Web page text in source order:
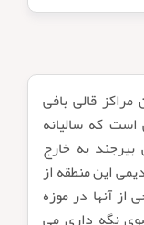
قالى بافى
كه ساليانه
بيرجند به خارج
اين منطقه از
از آنها در موزه